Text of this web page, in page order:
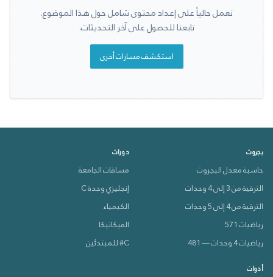
نعمل حالياً على إعداد محتوى شامل حول هذا الموضوع.
تابعنا للحصول على آخر التحديثات.
استكشف مسارات أخرى
بجروت
حاسبة معدل البجروت
الترقية من 3 إلى 4 وحدات
الترقية من 4 إلى 5 وحدات
رياضيات 571
رياضيات 4 وحدات — 481
دورات
مساقات الجامعة
إنجليزي وحدة C
الكيمياء
الميكانيكا
C# للمبتدئين
أدوات